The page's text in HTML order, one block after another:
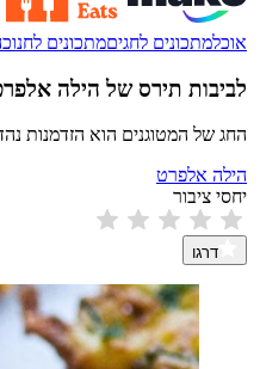
אוכלמתכונים לחגיםמתכונים
לביבות תירס של הילה
החג של המטוגנים הוא הזדמנות
הילה אלפרט
יחסי ציבור
דרגו